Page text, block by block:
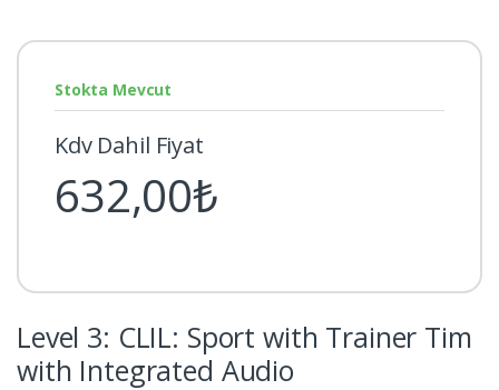
Level 3: CLIL: Sport with Trainer Tim
with Integrated Audio
Stokta Mevcut
Kdv Dahil Fiyat
632,00₺